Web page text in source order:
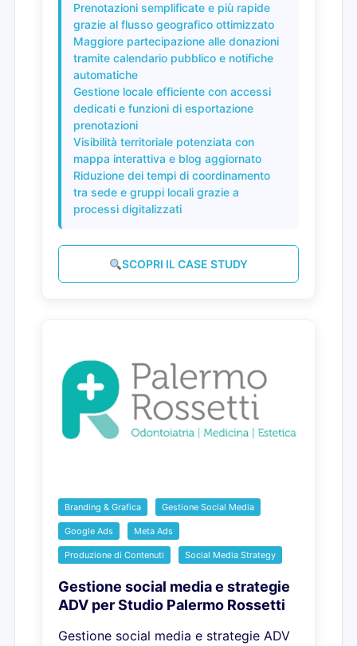
Prenotazioni semplificate e più rapide
grazie al flusso geografico ottimizzato
Maggiore partecipazione alle donazioni
tramite calendario pubblico e notifiche
automatiche
Gestione locale efficiente con accessi
dedicati e funzioni di esportazione
prenotazioni
Visibilità territoriale potenziata con
mappa interattiva e blog aggiornato
Riduzione dei tempi di coordinamento
tra sede e gruppi locali grazie a
processi digitalizzati
SCOPRI IL CASE STUDY
Branding & Grafica Gestione Social Media
Google Ads Meta Ads
Produzione di Contenuti Social Media Strategy
Gestione social media e strategie
ADV per Studio Palermo Rossetti
Gestione social media e strategie ADV